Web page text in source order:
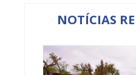
NOTÍCIAS